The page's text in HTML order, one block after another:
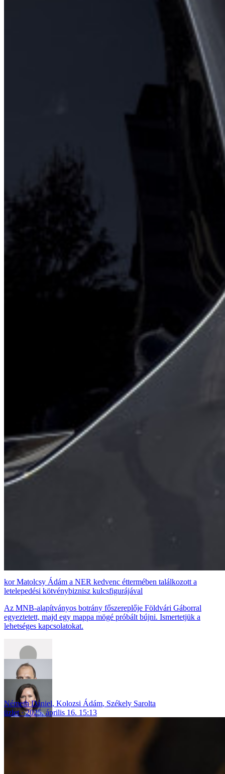
Matolcsy Ádám a NER kedvenc éttermében találkozott a
letelepedési kötvénybiznisz kulcsfigurájával
Az MNB-alapítványos botrány főszereplője Földvári Gáborral
egyeztetett, majd egy mappa mögé próbált bújni. Ismertetjük a
lehetséges kapcsolatokat.
Németh Dániel, Kolozsi Ádám, Székely Sarolta
üzlet
2025. április 16. 15:13